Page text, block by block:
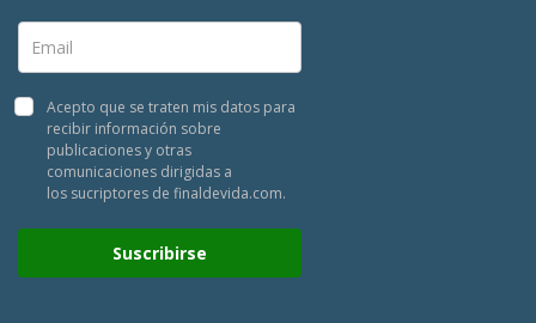
Acepto que se traten mis datos para
recibir información sobre
publicaciones y otras
comunicaciones dirigidas a
los sucriptores de finaldevida.com.
Suscribirse